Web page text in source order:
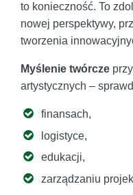
to konieczność. To
nowej perspektywy,
tworzenia
Myślenie twórcze
artystycznych –
finansach,
logistyce,
edukacji,
zarządzaniu